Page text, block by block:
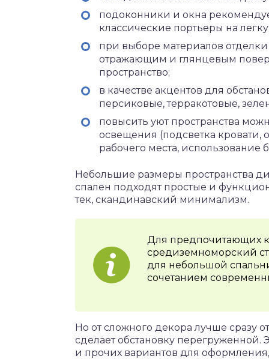
подоконники и окна
классические портьеры на
при выборе материалов
отражающим и глянцевым
пространство;
в качестве акцентов для
персиковые, терракотовые,
повысить уют пространства
освещения (подсветка кровати,
рабочего места,
Небольшие размеры пространства
спален подходят простые и
тек, скандинавский минимализм.
Для предпочитающих
средиземноморский
для небольшой
сочетанием
Но от сложного декора лучше сразу
сделает обстановку перегруженной.
и прочих вариантов для